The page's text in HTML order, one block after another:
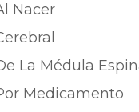
Nacer
La Médula
Medicamento